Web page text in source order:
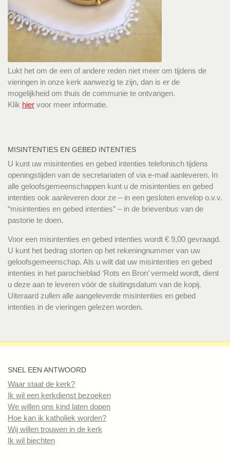
Lukt het om de een of andere reden niet meer om tijdens de
vieringen in onze kerk aanwezig te zijn, dan is er de
mogelijkheid om thuis de communie te ontvangen.
Klik hier voor meer informatie.
MISINTENTIES EN GEBED INTENTIES
U kunt uw misintenties en gebed intenties telefonisch tijdens
openingstijden van de secretariaten of via e-mail aanleveren. In
alle geloofsgemeenschappen kunt u de misintenties en gebed
intenties ook aanleveren door ze – in een gesloten envelop o.v.v.
“misintenties en gebed intenties” – in de brievenbus van de
pastorie te doen.
Voor een misintenties en gebed intenties wordt € 9,00 gevraagd.
U kunt het bedrag storten op het rekeningnummer van uw
geloofsgemeenschap. Als u wilt dat uw misintenties en gebed
intenties in het parochieblad ‘Rots en Bron’ vermeld wordt, dient
u deze aan te leveren vóór de sluitingsdatum van de kopij.
Uiteraard zullen alle aangeleverde misintenties en gebed
intenties in de vieringen gelezen worden.
SNEL EEN ANTWOORD
Waar staat de kerk?
Ik wil een kerkdienst bezoeken
We willen ons kind laten dopen
Hoe kan ik katholiek worden?
Wij willen trouwen in de kerk
Ik wil biechten